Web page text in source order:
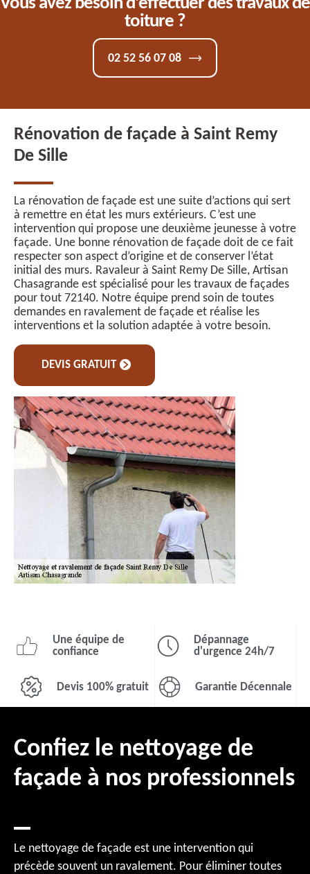
Vous avez besoin d'effectuer des travaux de
toiture ?
02 52 56 07 08
Rénovation de façade à Saint Remy
De Sille
La rénovation de façade est une suite d’actions qui sert
à remettre en état les murs extérieurs. C’est une
intervention qui propose une deuxième jeunesse à votre
façade. Une bonne rénovation de façade doit de ce fait
respecter son aspect d’origine et de conserver l’état
initial des murs. Ravaleur à Saint Remy De Sille, Artisan
Chasagrande est spécialisé pour les travaux de façades
pour tout 72140. Notre équipe prend soin de toutes
demandes en ravalement de façade et réalise les
interventions et la solution adaptée à votre besoin.
DEVIS GRATUIT
Une équipe de
confiance
Dépannage
d'urgence 24h/7
Devis 100% gratuit Garantie Décennale
Confiez le nettoyage de
façade à nos professionnels
Le nettoyage de façade est une intervention qui
précède souvent un ravalement. Pour éliminer toutes